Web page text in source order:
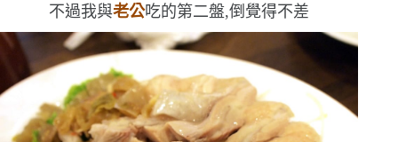
不過我與老公吃的第二盤,倒覺得不差